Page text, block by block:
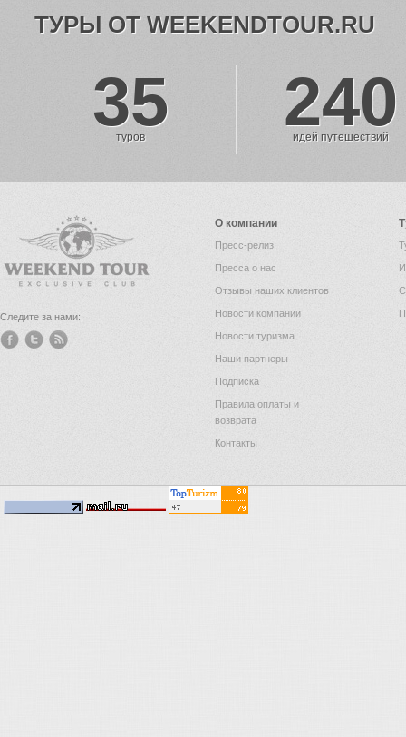
ТУРЫ ОТ WEEKENDTOUR.RU
35
туров 240
идей путешествий
Следите за нами:
О компании
Пресс-релиз
Пресса о нас
Отзывы наших клиентов
Новости компании
Новости туризма
Наши партнеры
Подписка
Правила оплаты и
возврата
Контакты